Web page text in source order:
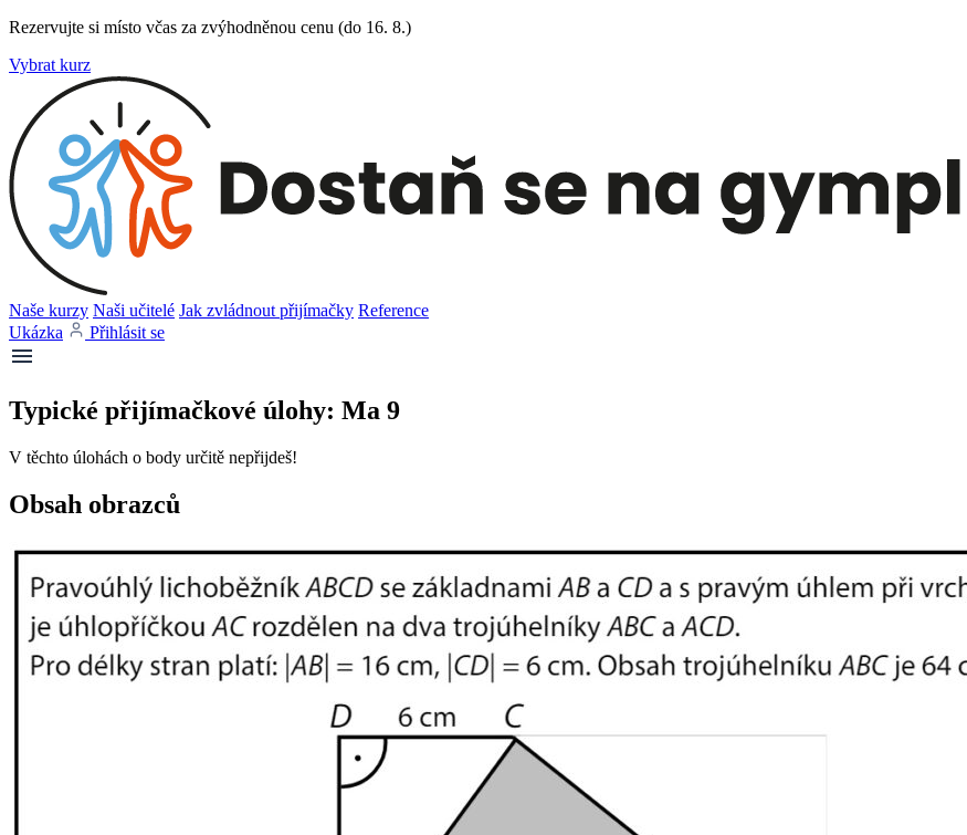
Rezervujte si místo včas za zvýhodněnou cenu (do 16. 8.)
Vybrat kurz
Naše kurzy Naši učitelé Jak zvládnout přijímačky Reference
Ukázka
Přihlásit se
Typické přijímačkové úlohy: Ma 9
V těchto úlohách o body určitě nepřijdeš!
Obsah obrazců